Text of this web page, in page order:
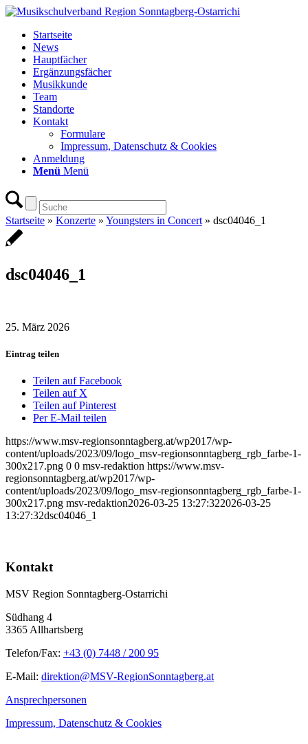
Startseite
News
Hauptfächer
Ergänzungsfächer
Musikkunde
Team
Standorte
Kontakt
Formulare
Impressum, Datenschutz & Cookies
Anmeldung
Menü Menü
Startseite » Konzerte » Youngsters in Concert » dsc04046_1
dsc04046_1
25. März 2026
Eintrag teilen
Teilen auf Facebook
Teilen auf X
Teilen auf Pinterest
Per E-Mail teilen
https://www.msv-regionsonntagberg.at/wp2017/wp-
content/uploads/2023/09/logo_msv-regionsonntagberg_rgb_farbe-1-
300x217.png 0 0 msv-redaktion https://www.msv-
regionsonntagberg.at/wp2017/wp-
content/uploads/2023/09/logo_msv-regionsonntagberg_rgb_farbe-1-
300x217.png msv-redaktion2026-03-25 13:27:322026-03-25
13:27:32dsc04046_1
Kontakt
MSV Region Sonntagberg-Ostarrichi
Südhang 4
3365 Allhartsberg
Telefon/Fax: +43 (0) 7448 / 200 95
E-Mail: direktion@MSV-RegionSonntagberg.at
Ansprechpersonen
Impressum, Datenschutz & Cookies